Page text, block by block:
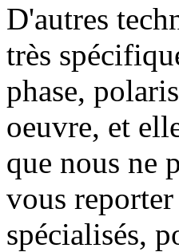
D'autres
très
phase,
oeuvre, et
que nous ne
vous
spécialisés,